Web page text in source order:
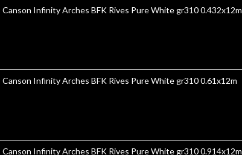
Canson Infinity Arches BFK Rives Pure White gr310 0.432x12m
Canson Infinity Arches BFK Rives Pure White gr310 0.61x12m
Canson Infinity Arches BFK Rives Pure White gr310 0.914x12m